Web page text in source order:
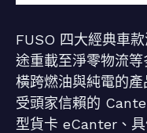
FUSO 四大經典車
途重載至淨零物流
橫跨燃油與純電的
受頭家信賴的
型貨卡 eCanter、